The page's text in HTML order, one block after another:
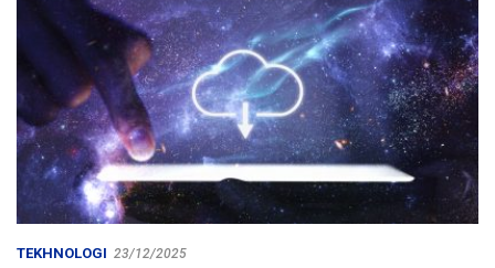
TEKHNOLOGI 23/12/2025